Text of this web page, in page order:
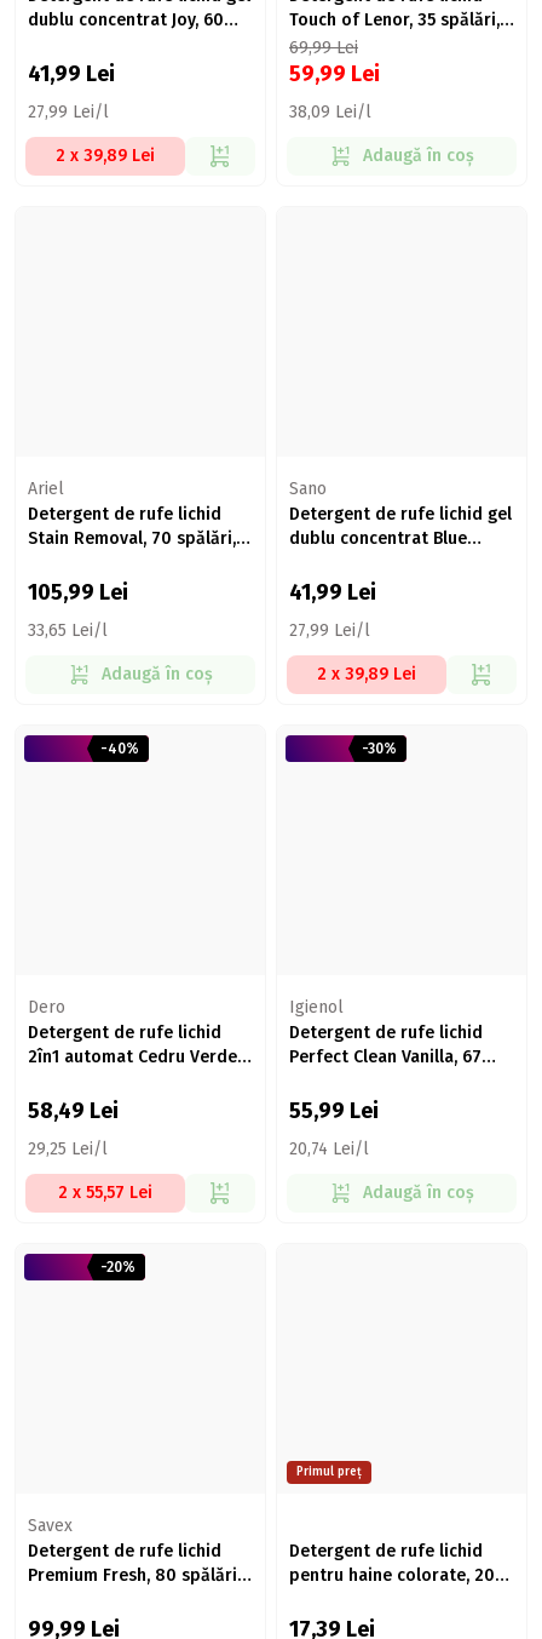
dublu concentrat Joy, 60
41,99 Lei
27,99 Lei/l
2 x 39,89 Lei
Touch of Lenor, 35 spălări,
1.575l
69,99Lei
59,99 Lei
38,09 Lei/l
Adaugă în coș
Ariel
Detergent de rufe lichid
Stain Removal, 70 spălări,
105,99 Lei
33,65 Lei/l
Adaugă în coș
Sano
Detergent de rufe lichid gel
dublu concentrat Blue
41,99 Lei
27,99 Lei/l
2 x 39,89 Lei
-40%
Dero
Detergent de rufe lichid
2în1 automat Cedru Verde,
58,49 Lei
29,25 Lei/l
2 x 55,57 Lei
-30%
Igienol
Detergent de rufe lichid
Perfect Clean Vanilla, 67
55,99 Lei
20,74 Lei/l
Adaugă în coș
-20%
Savex
Detergent de rufe lichid
Premium Fresh, 80 spălări,
99,99 Lei
Primul preț
Detergent de rufe lichid
pentru haine colorate, 20
17,39 Lei